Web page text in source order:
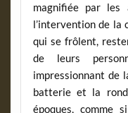
magnifiée par les
l’intervention de la
qui se frôlent,
de leurs
impressionnant de
batterie et la
époques, comme